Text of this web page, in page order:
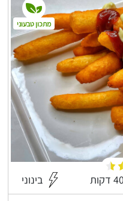
בינוני
מתכון טבעוני